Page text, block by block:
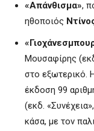
«Απάνθισμα»,
ηθοποιός
Μουσαφίρης
στο εξωτερικό.
έκδοση 99
(εκδ.
κάσα, με τον